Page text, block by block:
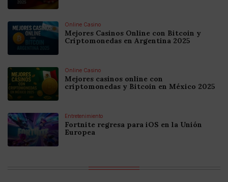
Online Casino
Mejores Casinos Online con Bitcoin y
Criptomonedas en Argentina 2025
Online Casino
Mejores casinos online con
criptomonedas y Bitcoin en México 2025
Entretenimiento
Fortnite regresa para iOS en la Unión
Europea